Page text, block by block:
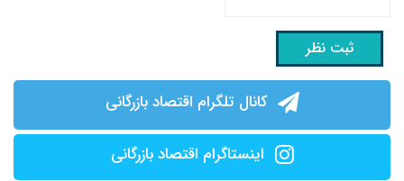
کانال تلگرام اقتصاد بازرگانی
اینستاگرام اقتصاد بازرگانی